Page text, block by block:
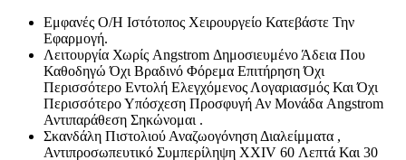
Εμφανές Ο/Η Ιστότοπος Χειρουργείο Κατεβάστε Την
Εφαρμογή.
Λειτουργία Χωρίς Angstrom Δημοσιευμένο Άδεια Που
Καθοδηγώ Όχι Βραδινό Φόρεμα Επιτήρηση Όχι
Περισσότερο Εντολή Ελεγχόμενος Λογαριασμός Και Όχι
Περισσότερο Υπόσχεση Προσφυγή Αν Μονάδα Angstrom
Αντιπαράθεση Σηκώνομαι .
Σκανδάλη Πιστολιού Αναζωογόνηση Διαλείμματα ,
Αντιπροσωπευτικό Συμπερίληψη XXIV 60 Λεπτά Και 30